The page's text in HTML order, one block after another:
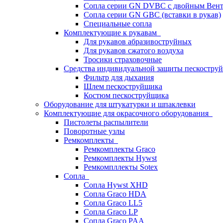
Сопла серии GN DVBC с двойным
Сопла серии GN GBC (вставки в рукав)
Специальные сопла
Комплектующие к рукавам
Для рукавов абразивоструйных
Для рукавов сжатого воздуха
Тросики страховочные
Средства индивидуальной защиты
Фильтр для дыхания
Шлем пескоструйщика
Костюм пескоструйщика
Оборудование для штукатурки и шпаклевки
Комплектующие для окрасочного оборудования
Пистолеты распылители
Поворотные узлы
Ремкомплекты
Ремкомплекты Graco
Ремкомплекты Hywst
Ремкомпллекты Sotex
Сопла
Сопла Hywst XHD
Сопла Graco HDA
Сопла Graco LL5
Сопла Graco LP
Сопла Graco PAA